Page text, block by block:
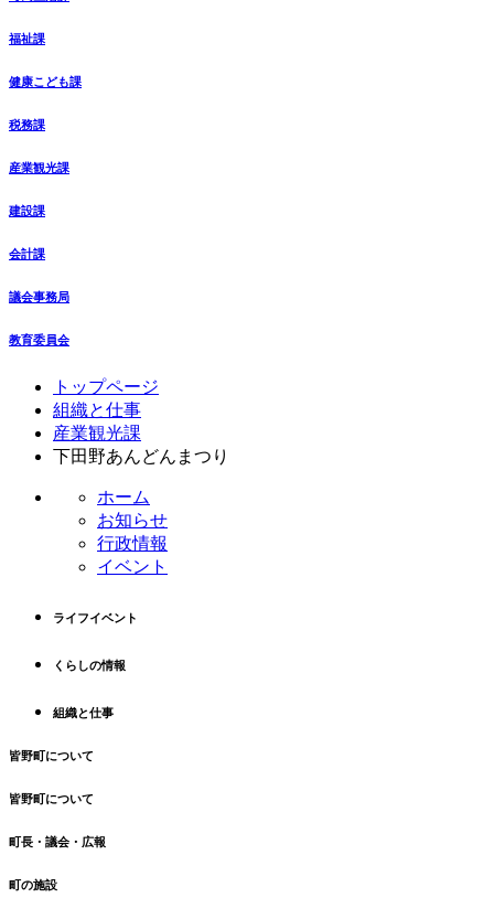
福祉課
健康こども課
税務課
産業観光課
建設課
会計課
議会事務局
教育委員会
トップページ
組織と仕事
産業観光課
下田野あんどんまつり
ホーム
お知らせ
行政情報
イベント
ライフイベント
くらしの情報
組織と仕事
皆野町について
皆野町について
町長・議会・広報
町の施設